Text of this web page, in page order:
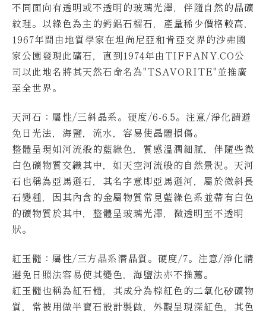
不同面向有透明或不透明的玻璃光澤，伴隨自然的晶礦
紋理。 以綠色為主的鈣鋁石榴石，產量稀少價格較高，
1967年間由地質學家在坦尚尼亞和肯亞交界的沙弗國
家公園發現此礦石，直到1974年由TIFFANY.CO公
司以此地名將其天然石命名為"TSAVORITE"並推廣
至全世界。
天河石：屬性/三斜晶系。硬度/6-6.5。 注意/淨化請避
免日光法，海鹽，流水，容易使晶體損傷。
整體呈現如河流般的藍綠色，質感溫潤細膩，伴隨些微
白色礦物質交織其中，如天空河流般的自然景況。 天河
石也稱為亞馬遜石，其名字意即亞馬遜河，屬於微斜長
石變種，因其內含的金屬物質常見藍綠色系並帶有白色
的礦物質於其中，整體呈玻璃光澤，微透明至不透明
狀。
紅玉髓：屬性/三方晶系潛晶質。硬度/7。 注意/淨化請
避免日照法容易使其變色，海鹽法亦不推薦。
紅玉髓也稱為紅石髓，其成分為棕紅色的二氧化矽礦物
質，常被用做半寶石設計製做，外觀呈現深紅色，其色